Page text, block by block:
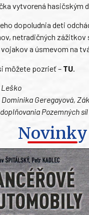
vytvorená hasičským
dopoludnia deti
netradičných zážitkov
a úsmevom na
môžete pozrieť – TU
Geregayová,
Pozemných síl
Novinky